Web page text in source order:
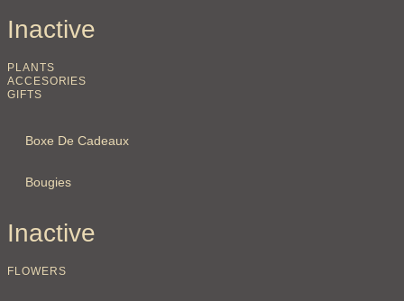
Inactive
PLANTS
ACCESORIES
GIFTS
Boxe De Cadeaux
Bougies
Inactive
FLOWERS